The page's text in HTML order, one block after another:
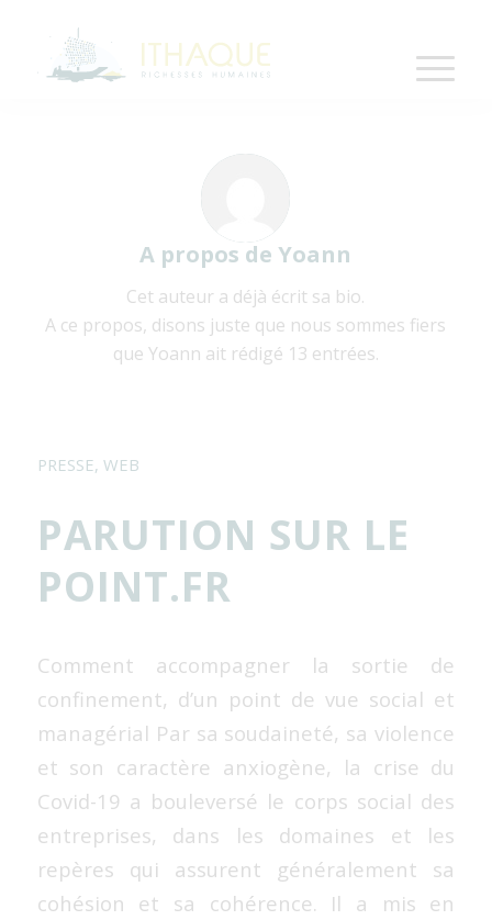
A propos de Yoann
Cet auteur a déjà écrit sa bio.
A ce propos, disons juste que nous sommes fiers
que Yoann ait rédigé 13 entrées.
PRESSE, WEB
PARUTION SUR LE
POINT.FR
Comment accompagner la sortie de
confinement, d’un point de vue social et
managérial Par sa soudaineté, sa violence
et son caractère anxiogène, la crise du
Covid-19 a bouleversé le corps social des
entreprises, dans les domaines et les
repères qui assurent généralement sa
cohésion et sa cohérence. Il a mis en